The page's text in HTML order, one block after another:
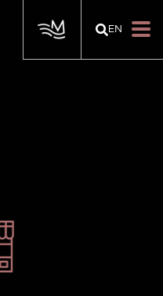
EN